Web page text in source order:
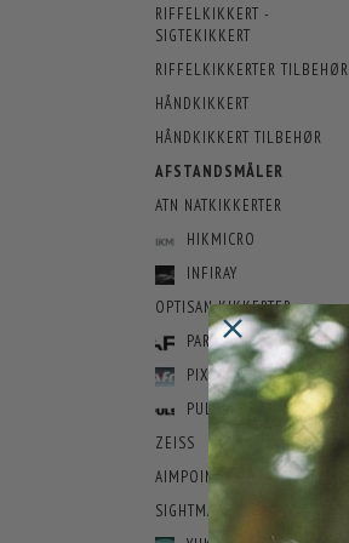
RIFFELKIKKERT -
SIGTEKIKKERT
RIFFELKIKKERTER TILBEHØR
HÅNDKIKKERT
HÅNDKIKKERT TILBEHØR
AFSTANDSMÅLER
ATN NATKIKKERTER
HIKMICRO
INFIRAY
OPTISAN KIKKERTER
PARD
PIXFRA
PULSAR NATKIKKERT
ZEISS
AIMPOINT RØDPUNKTSSIGTE
SIGHTMARK